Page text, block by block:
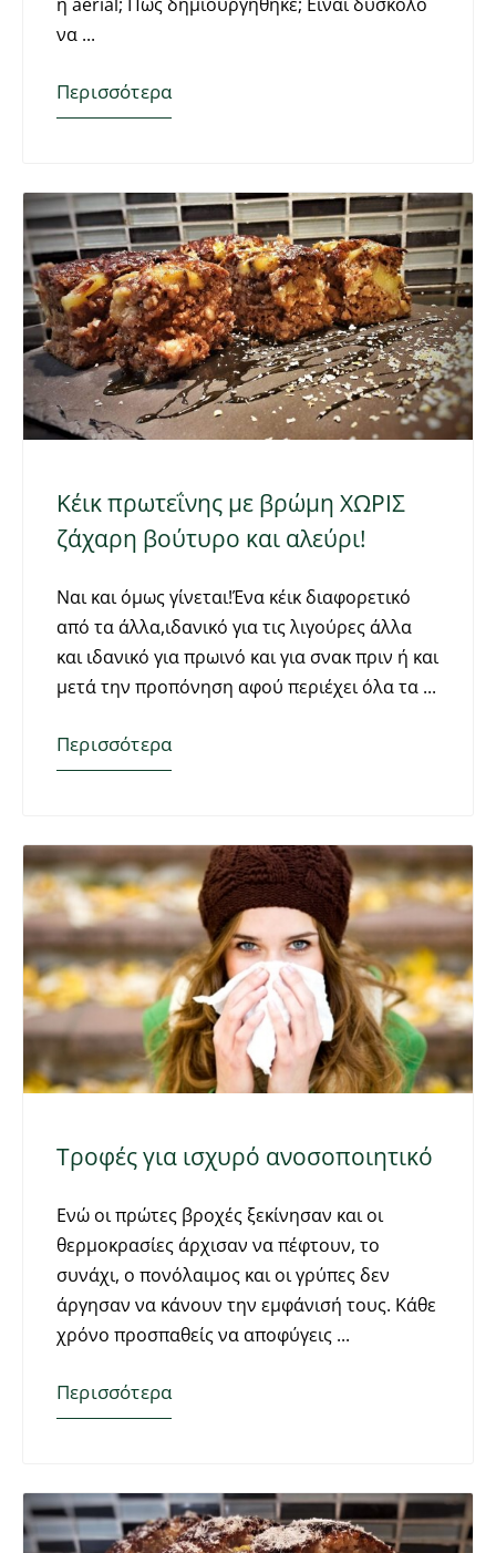
να
Περισσότερα
Κέικ πρωτεΐνης με βρώμη ΧΩΡΙΣ
ζάχαρη βούτυρο και αλεύρι!
Ναι και όμως γίνεται!Ένα κέικ διαφορετικό
από τα άλλα,ιδανικό για τις λιγούρες άλλα
και ιδανικό για πρωινό και για σνακ πριν ή και
μετά την προπόνηση αφού περιέχει όλα τα
Περισσότερα
Τροφές για ισχυρό ανοσοποιητικό
Ενώ οι πρώτες βροχές ξεκίνησαν και οι
θερμοκρασίες άρχισαν να πέφτουν, το
συνάχι, ο πονόλαιμος και οι γρύπες δεν
άργησαν να κάνουν την εμφάνισή τους. Κάθε
χρόνο προσπαθείς να αποφύγεις
Περισσότερα